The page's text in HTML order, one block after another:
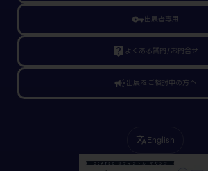
vpn_key出展者専用
live_help よくある質問/お問合せ
campaign出展をご検討中の方へ
translateEnglish